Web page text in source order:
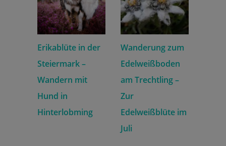
Erikablüte in der
Steiermark –
Wandern mit
Hund in
Hinterlobming
Wanderung zum
Edelweißboden
am Trechtling –
Zur
Edelweißblüte im
Juli